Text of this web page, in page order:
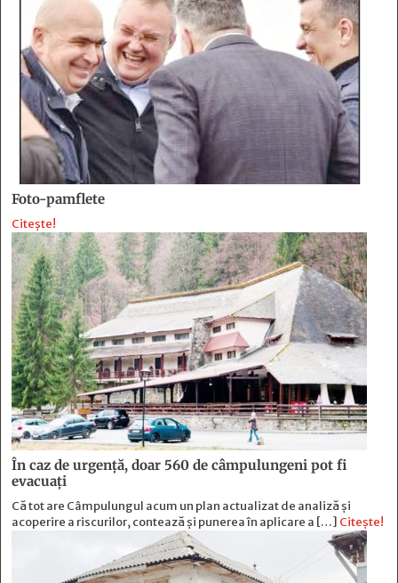
Foto-pamflete
Citește!
În caz de urgență, doar 560 de câmpulungeni pot fi
evacuați
Că tot are Câmpulungul acum un plan actualizat de analiză și
acoperire a riscurilor, contează și punerea în aplicare a […] Citește!